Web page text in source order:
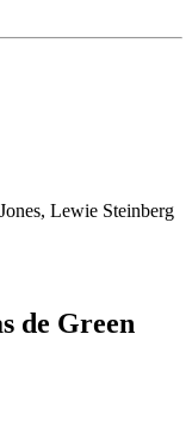
Lewie Steinberg
de Green